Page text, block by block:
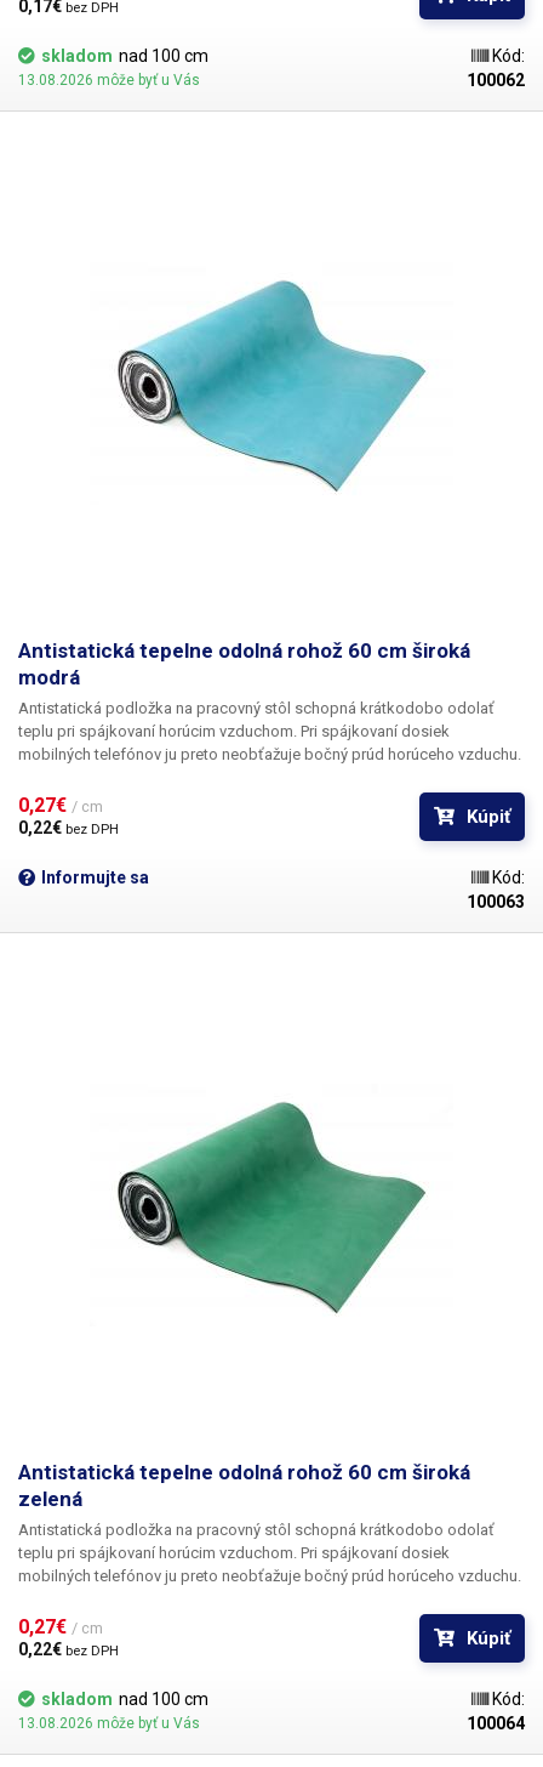
pružný a po zakrytí bude pôsobiť ako veľmi dobrá ochrana dosky stola.
0,17€ bez DPH
skladom nad 100 cm
13.08.2026 môže byť u Vás
Kód:
100062
Antistatická tepelne odolná rohož 60 cm široká
modrá
Antistatická podložka na pracovný stôl schopná krátkodobo odolať
teplu pri spájkovaní horúcim vzduchom. Pri spájkovaní dosiek
mobilných telefónov ju preto neobťažuje bočný prúd horúceho vzduchu.
hľadiska; materiál sa dá ľahko utrieť aj s použitím chemických
prostriedkov, ako je alkohol alebo izopropylalkohol. Materiál je veľmi
pružný a po zakrytí bude pôsobiť ako veľmi dobrá ochrana dosky stola.
0,27€ / cm
0,22€ bez DPH
Kúpiť
Informujte sa
Kód:
100063
Antistatická tepelne odolná rohož 60 cm široká
zelená
Antistatická podložka na pracovný stôl schopná krátkodobo odolať
teplu pri spájkovaní horúcim vzduchom. Pri spájkovaní dosiek
mobilných telefónov ju preto neobťažuje bočný prúd horúceho vzduchu.
hľadiska; materiál sa dá ľahko utrieť aj s použitím chemických
prostriedkov, ako je alkohol alebo izopropylalkohol. Materiál je veľmi
pružný a po zakrytí bude pôsobiť ako veľmi dobrá ochrana dosky stola.
0,27€ / cm
0,22€ bez DPH
Kúpiť
skladom nad 100 cm
13.08.2026 môže byť u Vás
Kód:
100064